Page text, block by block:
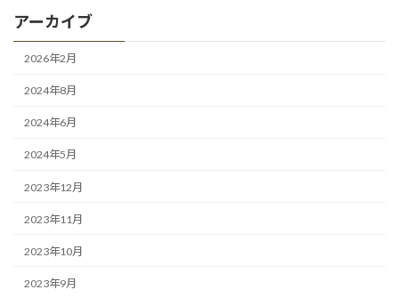
アーカイブ
2026年2月
2024年8月
2024年6月
2024年5月
2023年12月
2023年11月
2023年10月
2023年9月